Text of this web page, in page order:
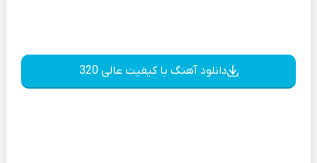
دانلود آهنگ با کیفیت عالی 320